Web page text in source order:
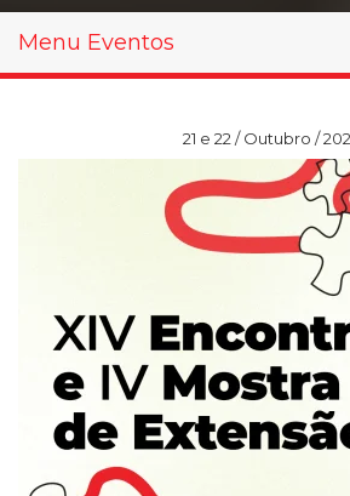
Contatos
Calendário
UATI
Menu Eventos
21 e 22 / Outubro /